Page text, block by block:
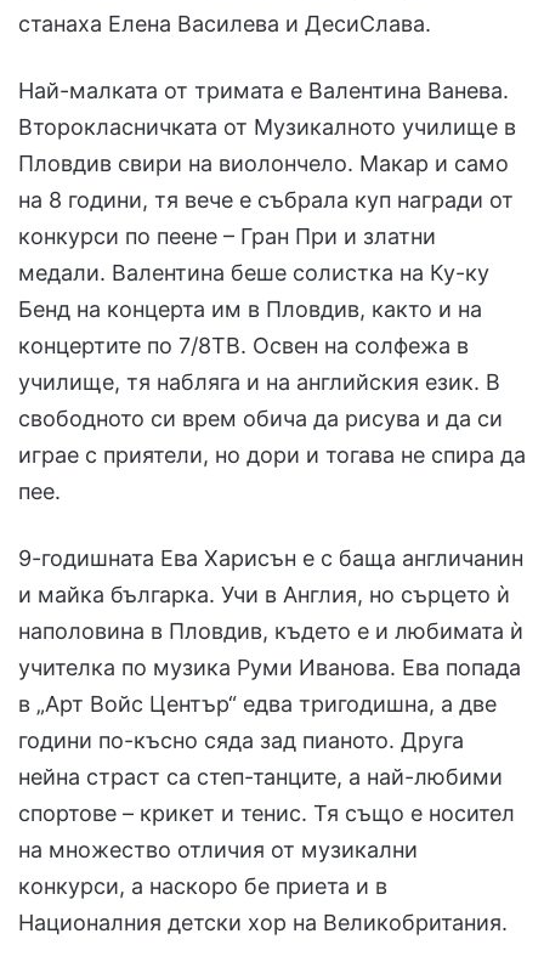
станаха Елена Василева и ДесиСлава.
Най-малката от тримата е Валентина Ванева.
Второкласничката от Музикалното училище в
Пловдив свири на виолончело. Макар и само
на 8 години, тя вече е събрала куп награди от
конкурси по пеене – Гран При и златни
медали. Валентина беше солистка на Ку-ку
Бенд на концерта им в Пловдив, както и на
концертите по 7/8ТВ. Освен на солфежа в
училище, тя набляга и на английския език. В
свободното си врем обича да рисува и да си
играе с приятели, но дори и тогава не спира да
пее.
9-годишната Ева Харисън е с баща англичанин
и майка българка. Учи в Англия, но сърцето ѝ
наполовина в Пловдив, където е и любимата ѝ
учителка по музика Руми Иванова. Ева попада
в „Арт Войс Център“ едва тригодишна, а две
години по-късно сяда зад пианото. Друга
нейна страст са степ-танците, а най-любими
спортове – крикет и тенис. Тя също е носител
на множество отличия от музикални
конкурси, а наскоро бе приета и в
Националния детски хор на Великобритания.